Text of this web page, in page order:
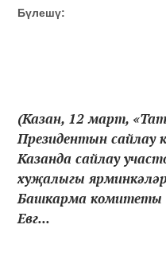
Бүлешү:
(Казан, 12 март,
Президентын сайлау
Казанда сайлау
хуҗалыгы
Башкарма комитеты
Евг...